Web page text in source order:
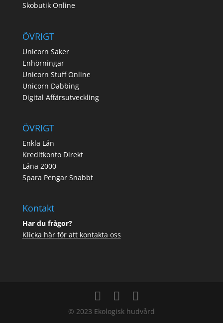
Skobutik Online
ÖVRIGT
Unicorn Saker
Enhörningar
Unicorn Stuff Online
Unicorn Dabbing
Digital Affärsutveckling
ÖVRIGT
Enkla Lån
Kreditkonto Direkt
Låna 2000
Spara Pengar Snabbt
Kontakt
Har du frågor?
Klicka här för att kontakta oss
© 2023 Ekologisk hudvård